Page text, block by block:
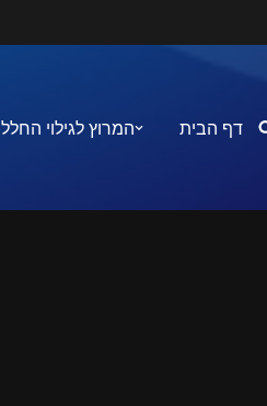
דף הבית המרוץ לגילוי החלל